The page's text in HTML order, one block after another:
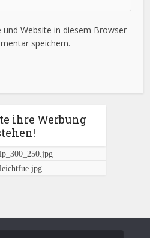
und Website in diesem Browser
speichern.
ihre Werbung